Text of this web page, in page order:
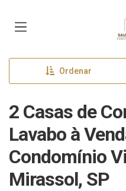
Ordenar
2 Casas de
Lavabo à
Condomínio
Mirassol, SP